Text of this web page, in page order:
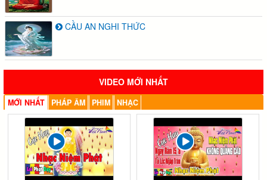
CẦU AN NGHI THỨC
VIDEO MỚI NHẤT
MỚI NHẤT PHÁP ÂM PHIM NHẠC